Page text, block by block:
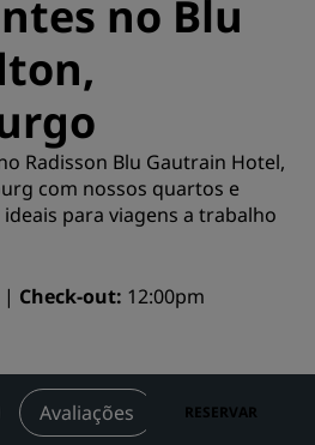
of the Day
com antecedência
nossos pacotes
de viagens
familiares
para casamentos
a trabalho
no centro da cidade
no Blu
Radisson Blu Gautrain Hotel,
com nossos quartos e
para viagens a trabalho
Check-out 12:00pm
Avaliações Atrações
RESERVAR